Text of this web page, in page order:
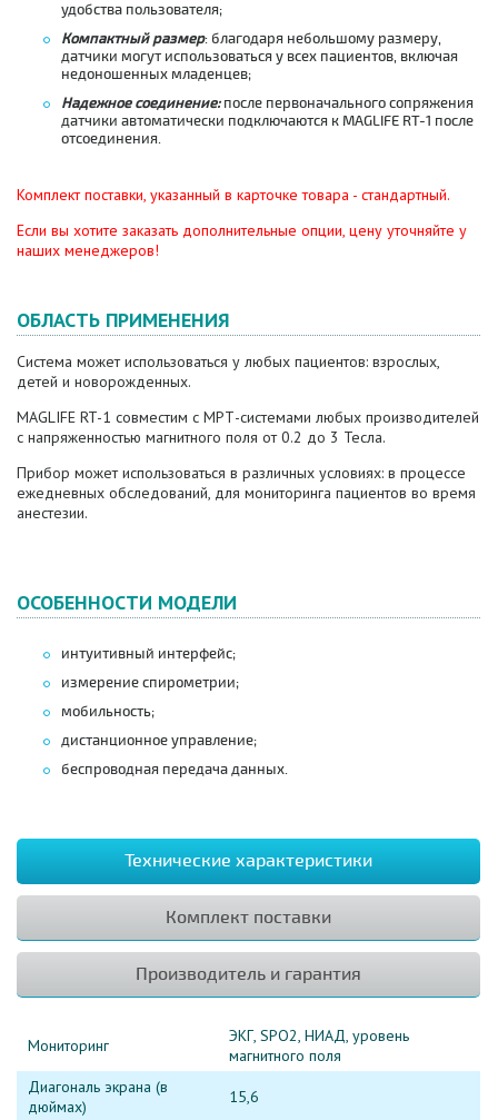
удобства пользователя;
Компактный размер: благодаря небольшому размеру,
датчики могут использоваться у всех пациентов, включая
недоношенных младенцев;
Надежное соединение:после первоначального сопряжения
датчики автоматически подключаются к MAGLIFE RT-1 после
отсоединения.
Комплект поставки, указанный в карточке товара - стандартный.
Если вы хотите заказать дополнительные опции, цену уточняйте у
наших менеджеров!
ОБЛАСТЬ ПРИМЕНЕНИЯ
Система может использоваться у любых пациентов: взрослых,
детей и новорожденных.
MAGLIFE RT-1 совместим с МРТ-системами любых производителей
с напряженностью магнитного поля от 0.2 до 3 Тесла.
Прибор может использоваться в различных условиях: в процессе
ежедневных обследований, для мониторинга пациентов во время
анестезии.
ОСОБЕННОСТИ МОДЕЛИ
интуитивный интерфейс;
измерение спирометрии;
мобильность;
дистанционное управление;
беспроводная передача данных.
Технические характеристики
Комплект поставки
Производитель и гарантия
Мониторинг
ЭКГ, SPO2, НИАД, уровень
магнитного поля
Диагональ экрана (в
дюймах)
15,6